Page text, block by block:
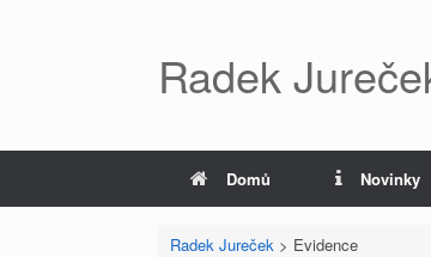
Radek
Domů Novinky
Radek Jureček > Evidence